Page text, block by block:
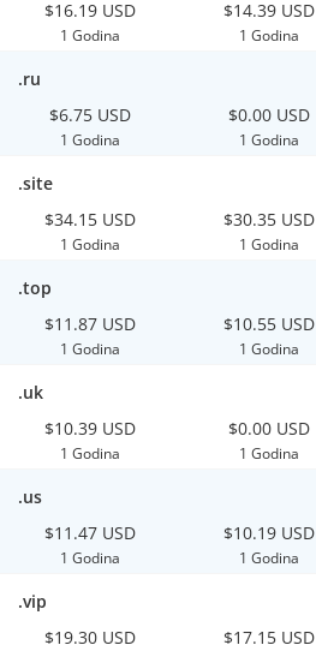
$16.19 USD
1 Godina
$14.39 USD
1 Godina
.ru
$6.75 USD
1 Godina
$0.00 USD
1 Godina
.site
$34.15 USD
1 Godina
$30.35 USD
1 Godina
.top
$11.87 USD
1 Godina
$10.55 USD
1 Godina
.uk
$10.39 USD
1 Godina
$0.00 USD
1 Godina
.us
$11.47 USD
1 Godina
$10.19 USD
1 Godina
.vip
$19.30 USD
$17.15 USD